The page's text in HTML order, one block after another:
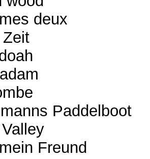
deux
Paddelboot
Freund